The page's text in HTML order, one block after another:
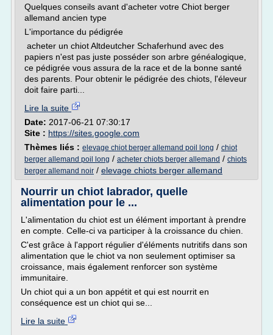
Quelques conseils avant d'acheter votre Chiot berger
allemand ancien type
L'importance du pédigrée
acheter un chiot Altdeutcher Schaferhund avec des
papiers n'est pas juste posséder son arbre généalogique,
ce pédigrée vous assura de la race et de la bonne santé
des parents. Pour obtenir le pédigrée des chiots, l'éleveur
doit faire parti...
Lire la suite
Date: 2017-06-21 07:30:17
Site : https://sites.google.com
Thèmes liés : elevage chiot berger allemand poil long / chiot
berger allemand poil long / acheter chiots berger allemand / chiots
berger allemand noir / elevage chiots berger allemand
Nourrir un chiot labrador, quelle
alimentation pour le ...
L'alimentation du chiot est un élément important à prendre
en compte. Celle-ci va participer à la croissance du chien.
C'est grâce à l'apport régulier d'éléments nutritifs dans son
alimentation que le chiot va non seulement optimiser sa
croissance, mais également renforcer son système
immunitaire.
Un chiot qui a un bon appétit et qui est nourrit en
conséquence est un chiot qui se...
Lire la suite